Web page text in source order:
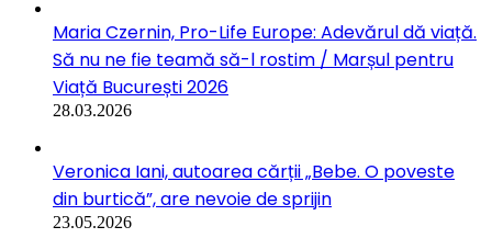
Maria Czernin, Pro-Life Europe: Adevărul dă viață.
Să nu ne fie teamă să-l rostim / Marșul pentru
Viață București 2026
28.03.2026
Veronica Iani, autoarea cărții „Bebe. O poveste
din burtică”, are nevoie de sprijin
23.05.2026